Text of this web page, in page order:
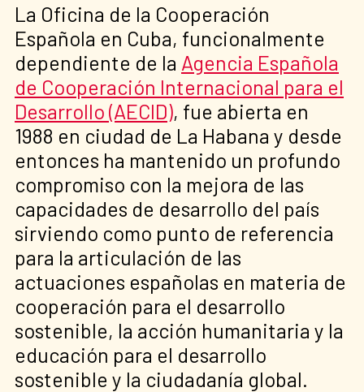
La Oficina de la Cooperación
Española en Cuba, funcionalmente
dependiente de la Agencia Española
de Cooperación Internacional para el
Desarrollo (AECID), fue abierta en
1988 en ciudad de La Habana y desde
entonces ha mantenido un profundo
compromiso con la mejora de las
capacidades de desarrollo del país
sirviendo como punto de referencia
para la articulación de las
actuaciones españolas en materia de
cooperación para el desarrollo
sostenible, la acción humanitaria y la
educación para el desarrollo
sostenible y la ciudadanía global.